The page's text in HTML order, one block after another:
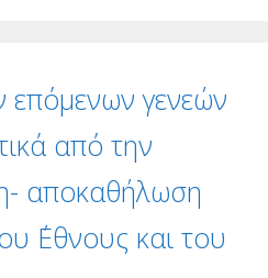
γενεών
από την
αποκαθήλωση
΄Εθνους και του